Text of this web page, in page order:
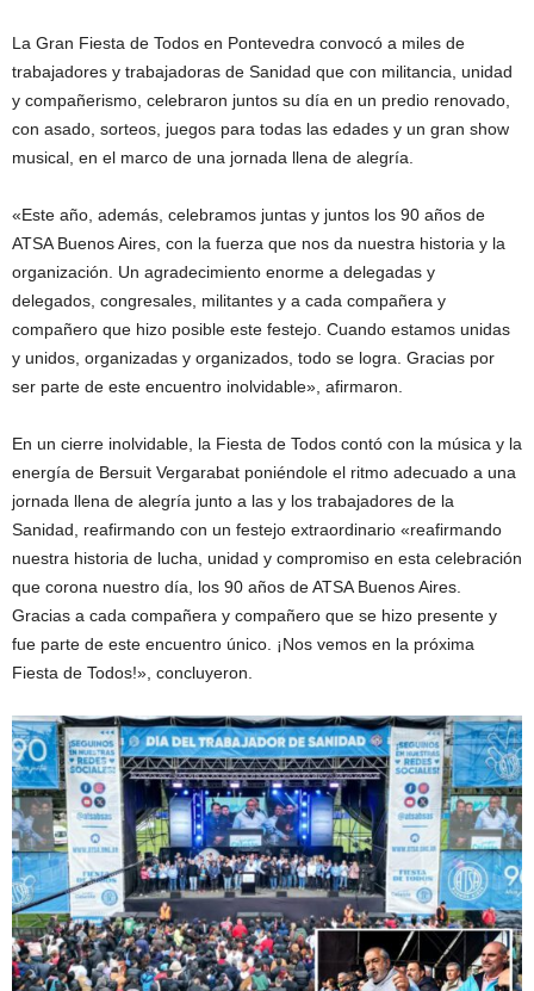
La Gran Fiesta de Todos en Pontevedra convocó a miles de
trabajadores y trabajadoras de Sanidad que con militancia, unidad
y compañerismo, celebraron juntos su día en un predio renovado,
con asado, sorteos, juegos para todas las edades y un gran show
musical, en el marco de una jornada llena de alegría.
«Este año, además, celebramos juntas y juntos los 90 años de
ATSA Buenos Aires, con la fuerza que nos da nuestra historia y la
organización. Un agradecimiento enorme a delegadas y
delegados, congresales, militantes y a cada compañera y
compañero que hizo posible este festejo. Cuando estamos unidas
y unidos, organizadas y organizados, todo se logra. Gracias por
ser parte de este encuentro inolvidable», afirmaron.
En un cierre inolvidable, la Fiesta de Todos contó con la música y la
energía de Bersuit Vergarabat poniéndole el ritmo adecuado a una
jornada llena de alegría junto a las y los trabajadores de la
Sanidad, reafirmando con un festejo extraordinario «reafirmando
nuestra historia de lucha, unidad y compromiso en esta celebración
que corona nuestro día, los 90 años de ATSA Buenos Aires.
Gracias a cada compañera y compañero que se hizo presente y
fue parte de este encuentro único. ¡Nos vemos en la próxima
Fiesta de Todos!», concluyeron.